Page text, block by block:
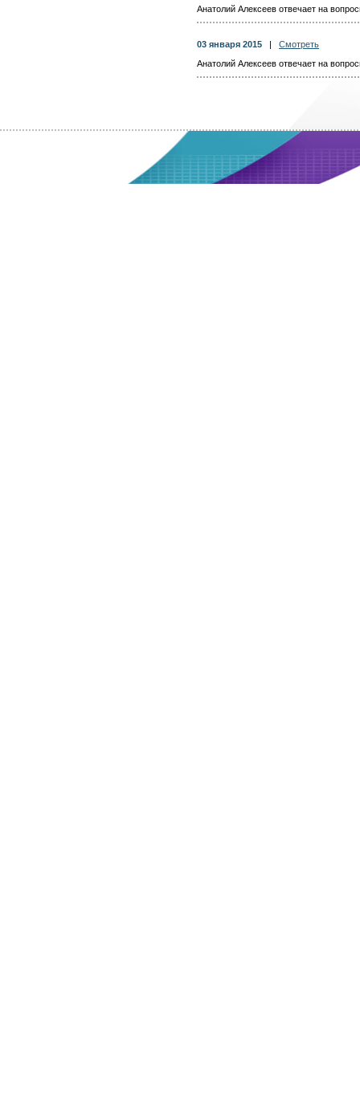
Анатолий Алексеев отвечает на
03 января 2015
Смотреть
Анатолий Алексеев отвечает на